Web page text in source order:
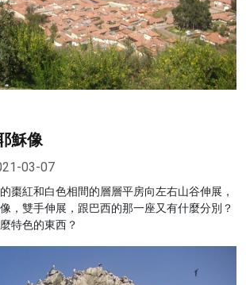
穌像
03-07
棗紅和白色相間的層層平房向左右山谷伸展，
，雙手伸展，跟巴西的那一座又有什麼分別？
特色的東西？